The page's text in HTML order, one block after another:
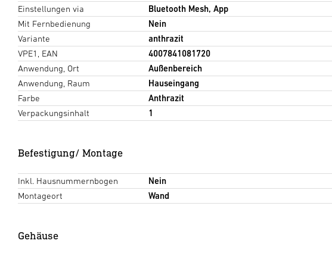
Einstellungen via
Bluetooth Mesh, App
Mit Fernbedienung
Nein
Variante
anthrazit
VPE1, EAN
4007841081720
Anwendung, Ort
Außenbereich
Anwendung, Raum
Hauseingang
Farbe
Anthrazit
Verpackungsinhalt
1
Befestigung/ Montage
Inkl. Hausnummernbogen
Nein
Montageort
Wand
Gehäuse